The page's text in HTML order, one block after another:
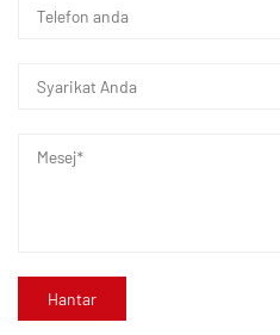
moden, dan memasang 8
dan 8 untuk bahan polimer.
penggunaan plastik dan
produk dan pembangunan
berterusan, dengan